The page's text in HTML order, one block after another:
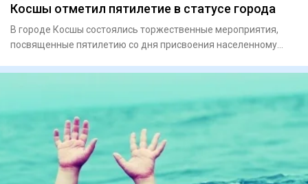
Косшы отметил пятилетие в статусе города
В городе Косшы состоялись торжественные мероприятия,
посвященные пятилетию со дня присвоения населенному